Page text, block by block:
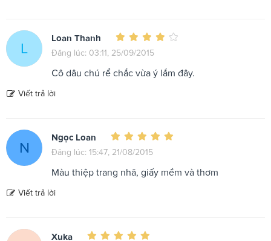
L
Loan Thanh
Đăng lúc: 03:11, 25/09/2015
Cô dâu chú rể chắc vừa ý lắm đây.
Viết trả lời
N
Ngọc Loan
Đăng lúc: 15:47, 21/08/2015
Màu thiệp trang nhã, giấy mềm và thơm
Viết trả lời
Xuka